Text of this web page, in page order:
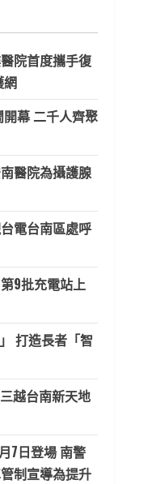
院首度攜手復
網
開幕 二千人齊聚
醫院為攝護腺
電台南區處呼
9批充電站上
打造長者「智
越台南新天地
7日登場 南警
制宣導為提升